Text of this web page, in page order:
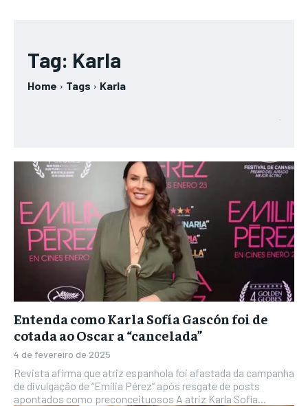
Tag: Karla
Home Tags Karla
Entenda como Karla Sofía Gascón foi de
cotada ao Oscar a “cancelada”
4 de fevereiro de 2025
Revista afirma que atriz espanhola foi afastada da campanha
de divulgação de “Emilia Pérez” após resgate de posts
apontados como preconceituosos A atriz Karla Sofía...